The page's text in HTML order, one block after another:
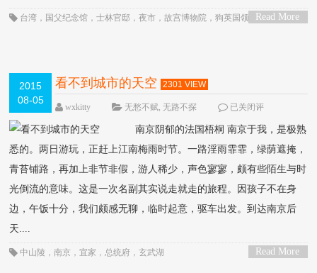
Read More
台湾 ， 国父纪念馆 ，士林官邸 ，夜市 ，故宫博物院 ，狗英国领事馆， 野柳地
2015
08-05
看不到城市的天空 2301 VIEW
wxkitty 无愁不赋,无路不探
已关闭评
南京阴郁的法国梧桐 南京于我，是极熟
悉的。两日游玩，正赶上江南梅雨时节。一路淫雨霏霏，绿荫遮掩，
青苔铺路，再加上非节非假，游人稀少，声色寥寥，颇有些陌生与时
光倒流的意味。这是一次名副其实说走就走的旅程。因孩子不在身
边，午饭十分，我们颇感无聊，临时起意，驱车出发。到达南京后
天....
Read More
中山陵 ，南京 ，宜家 ，总统府 ，玄武湖